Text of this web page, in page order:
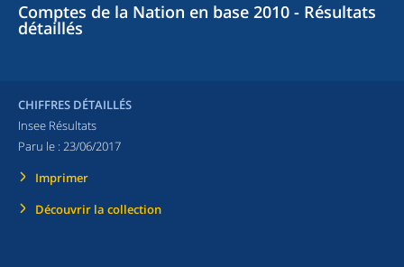
Comptes de la Nation en base 2010 - Résultats
détaillés
CHIFFRES DÉTAILLÉS
Insee Résultats
Paru le : 23/06/2017
Imprimer
Découvrir la collection